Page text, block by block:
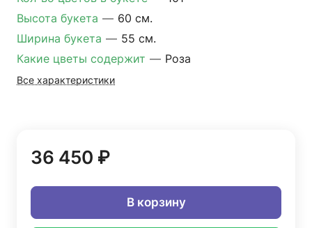
Высота букета — 60 см.
Ширина букета — 55 см.
Какие цветы содержит — Роза
Все характеристики
36 450 ₽
В корзину